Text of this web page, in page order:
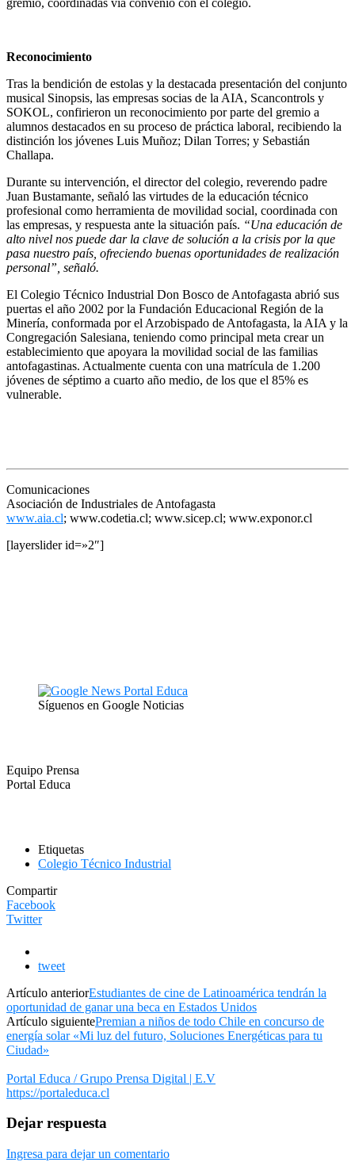
Reconocimiento
Tras la bendición de estolas y la destacada presentación del conjunto
musical Sinopsis, las empresas socias de la AIA, Scancontrols y
SOKOL, confirieron un reconocimiento por parte del gremio a
alumnos destacados en su proceso de práctica laboral, recibiendo la
distinción los jóvenes Luis Muñoz; Dilan Torres; y Sebastián
Challapa.
Durante su intervención, el director del colegio, reverendo padre
Juan Bustamante, señaló las virtudes de la educación técnico
profesional como herramienta de movilidad social, coordinada con
las empresas, y respuesta ante la situación país. “Una educación de
alto nivel nos puede dar la clave de solución a la crisis por la que
pasa nuestro país, ofreciendo buenas oportunidades de realización
personal”, señaló.
El Colegio Técnico Industrial Don Bosco de Antofagasta abrió sus
puertas el año 2002 por la Fundación Educacional Región de la
Minería, conformada por el Arzobispado de Antofagasta, la AIA y la
Congregación Salesiana, teniendo como principal meta crear un
establecimiento que apoyara la movilidad social de las familias
antofagastinas. Actualmente cuenta con una matrícula de 1.200
jóvenes de séptimo a cuarto año medio, de los que el 85% es
vulnerable.
Comunicaciones
Asociación de Industriales de Antofagasta
www.aia.cl; www.codetia.cl; www.sicep.cl; www.exponor.cl
[layerslider id=»2″]
Síguenos en Google Noticias
Equipo Prensa
Portal Educa
Etiquetas
Colegio Técnico Industrial
Compartir
Facebook
Twitter
tweet
Artículo anteriorEstudiantes de cine de Latinoamérica tendrán la
oportunidad de ganar una beca en Estados Unidos
Artículo siguientePremian a niños de todo Chile en concurso de
energía solar «Mi luz del futuro, Soluciones Energéticas para tu
Ciudad»
Portal Educa / Grupo Prensa Digital | E.V
https://portaleduca.cl
Dejar respuesta
Ingresa para dejar un comentario